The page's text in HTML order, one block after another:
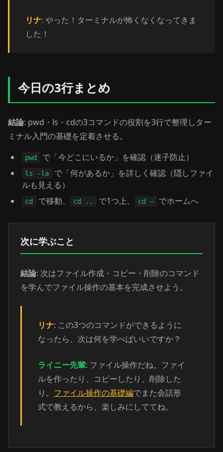
リナ: やった！ターミナルが怖くなくなってきま
した！
今日の3行まとめ
結論: pwd・ls・cdの3コマンドの役割を3行で整理しター
ミナル入門の基礎を定着させる。
pwd で「今どこにいるか」を確認（迷子防止）
ls -la
で「何があるか」を詳しく確認（隠しファイ
ルも見える）
cd で移動、 cd .. で1つ上、 cd ~ でホームへ
次に学ぶこと
結論: 次はファイル作成・コピー・削除のコマンド
を学んでファイル操作の基本を完成させよう。
リナ: この3つのコマンドができるように
なったら、次は何を学べばいいですか？
ライニー先輩: ファイル操作だね。ファイ
ルを作ったり、コピーしたり、削除した
り。 ファイル操作の基礎編でまた会話形
式で教えるから、楽しみにしててね。